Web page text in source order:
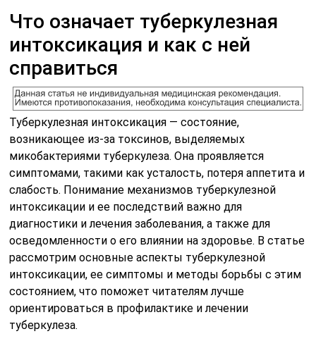
Что означает туберкулезная
интоксикация и как с ней
справиться
Туберкулезная интоксикация — состояние,
возникающее из-за токсинов, выделяемых
микобактериями туберкулеза. Она проявляется
симптомами, такими как усталость, потеря аппетита и
слабость. Понимание механизмов туберкулезной
интоксикации и ее последствий важно для
диагностики и лечения заболевания, а также для
осведомленности о его влиянии на здоровье. В статье
рассмотрим основные аспекты туберкулезной
интоксикации, ее симптомы и методы борьбы с этим
состоянием, что поможет читателям лучше
ориентироваться в профилактике и лечении
туберкулеза.